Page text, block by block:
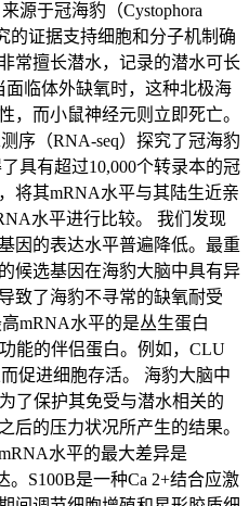
源于冠海豹（Cystophora
的证据支持细胞和分子机制确
常擅长潜水，记录的潜水可长
面临体外缺氧时，这种北极海
，而小鼠神经元则立即死亡。
序（RNA-seq）探究了冠海豹
具有超过10,000个转录本的冠
将其mRNA水平与其陆生近亲
水平进行比较。 我们发现
因的表达水平普遍降低。最重
候选基因在海豹大脑中具有异
致了海豹不寻常的缺氧耐受
mRNA水平的是丛生蛋白
能的伴侣蛋白。例如，CLU
促进细胞存活。 海豹大脑中
了保护其免受与潜水相关的
后的压力状况所产生的结果。
水平的最大差异是
。S100B是一种Ca 2+结合应激